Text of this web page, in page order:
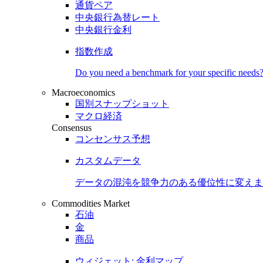
通貨ペア
中央銀行為替レート
中央銀行金利
指数作成
Do you need a benchmark for your specific needs?
Macroeconomics
国別スナップショット
マクロ経済
Consensus
コンセンサス予想
カスタムデータ
データの混沌を競争力のある優位性に変え
Commodities Market
石油
金
商品
ウィジェット: 金利マップ